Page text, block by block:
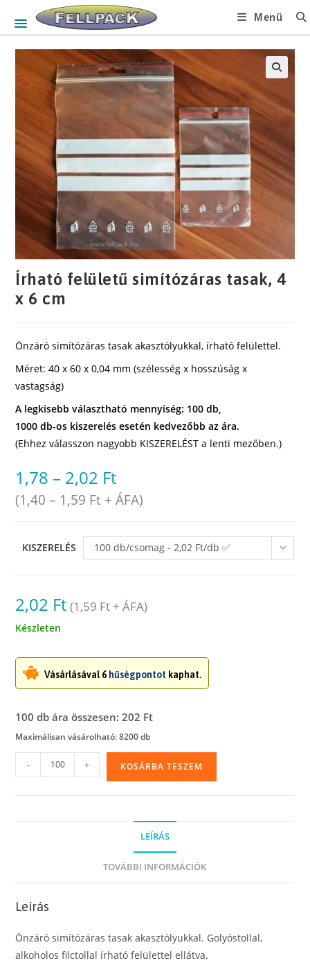
Menü
Írható felületű simítózáras tasak, 4
x 6 cm
Önzáró simítózáras tasak akasztólyukkal, írható felülettel.
Méret: 40 x 60 x 0,04 mm (szélesség x hosszúság x
vastagság)
A legkisebb választható mennyiség: 100 db,
1000 db-os kiszerelés esetén kedvezőbb az ára.
(Ehhez válasszon nagyobb KISZERELÉST a lenti mezőben.)
1,78 – 2,02 Ft
(1,40– 1,59 Ft + ÁFA)
KISZERELÉS
100 db/csomag - 2,02 Ft/db ✅
2,02 Ft (1,59 Ft + ÁFA)
Készleten
Vásárlásával 6 hűségpontot kaphat.
100 db ára összesen: 202 Ft
Maximálisan vásárolható: 8200 db
felületű
- + KOSÁRBA TESZEM
LEÍRÁS
TOVÁBBI INFORMÁCIÓK
Leírás
Önzáró simítózáras tasak akasztólyukkal. Golyóstollal,
alkoholos filctollal írható felülettel ellátva.